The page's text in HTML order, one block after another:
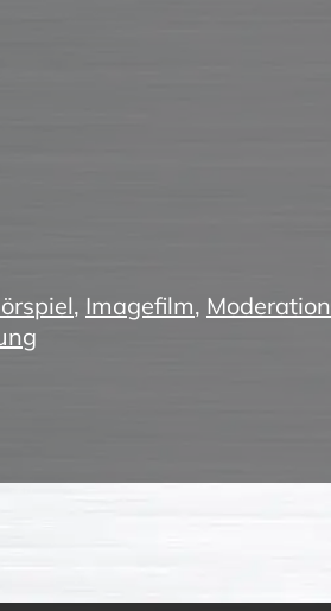
, Imagefilm, Moderation